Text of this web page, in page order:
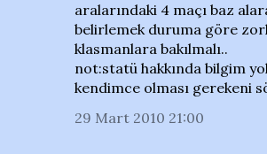
aralarındaki 4 maçı baz
belirlemek duruma göre
klasmanlara bakılmalı..
not:statü hakkında bilgim
kendimce olması gerekeni
29 Mart 2010 21:00